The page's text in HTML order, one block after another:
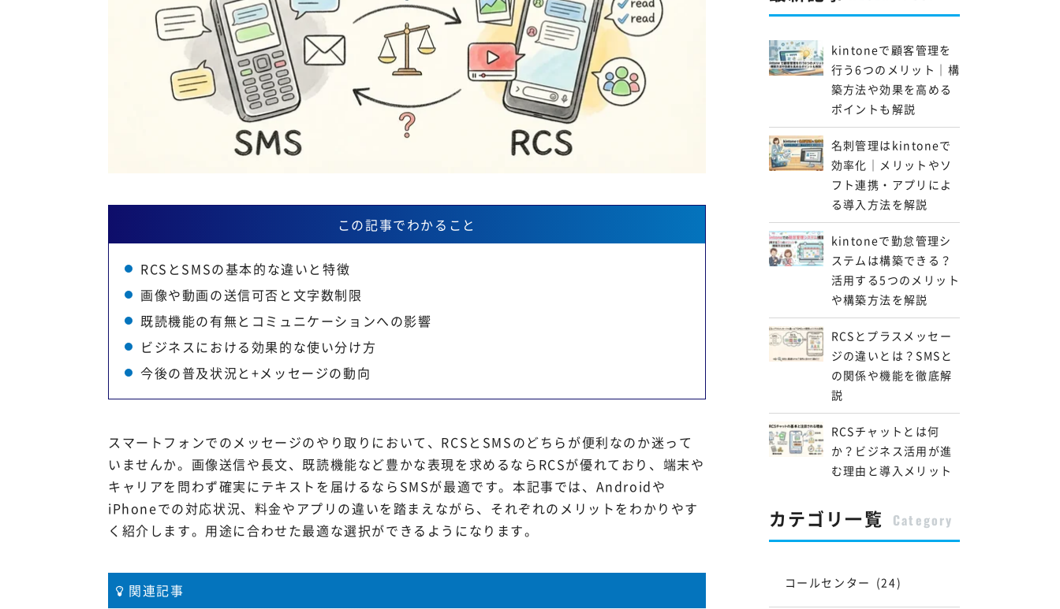
この記事でわかること
RCSとSMSの基本的な違いと特徴
画像や動画の送信可否と文字数制限
既読機能の有無とコミュニケーションへの影響
ビジネスにおける効果的な使い分け方
今後の普及状況と+メッセージの動向
スマートフォンでのメッセージのやり取りにおいて、RCSとSMSのどちらが便利なのか迷って
いませんか。画像送信や長文、既読機能など豊かな表現を求めるならRCSが優れており、端末や
キャリアを問わず確実にテキストを届けるならSMSが最適です。本記事では、Androidや
iPhoneでの対応状況、料金やアプリの違いを踏まえながら、それぞれのメリットをわかりやす
く紹介します。用途に合わせた最適な選択ができるようになります。
関連記事
kintoneで顧客管理を
行う6つのメリット｜構
築方法や効果を高める
ポイントも解説
名刺管理はkintoneで
効率化｜メリットやソ
フト連携・アプリによ
る導入方法を解説
kintoneで勤怠管理シ
ステムは構築できる？
活用する5つのメリット
や構築方法を解説
RCSとプラスメッセー
ジの違いとは？SMSと
の関係や機能を徹底解
説
RCSチャットとは何
か？ビジネス活用が進
む理由と導入メリット
カテゴリ一覧 Category
コールセンター (24)